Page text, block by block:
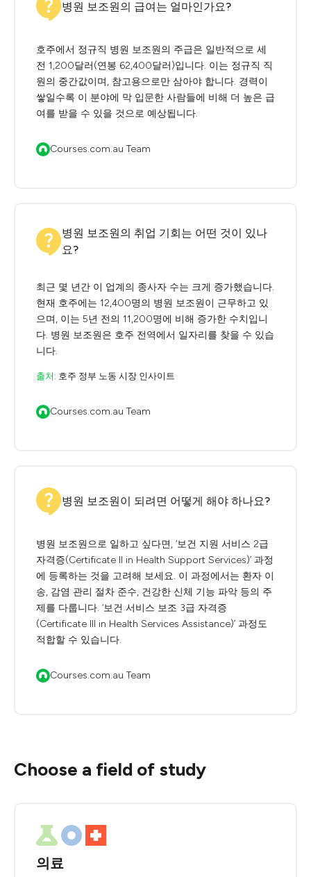
병원 보조원의 급여는 얼마인가요?
호주에서 정규직 병원 보조원의 주급은 일반적으로 세
전 1,200달러(연봉 62,400달러)입니다. 이는 정규직 직
원의 중간값이며, 참고용으로만 삼아야 합니다. 경력이
쌓일수록 이 분야에 막 입문한 사람들에 비해 더 높은 급
여를 받을 수 있을 것으로 예상됩니다.
Courses.com.au Team
병원 보조원의 취업 기회는 어떤 것이 있나
요?
최근 몇 년간 이 업계의 종사자 수는 크게 증가했습니다.
현재 호주에는 12,400명의 병원 보조원이 근무하고 있
으며, 이는 5년 전의 11,200명에 비해 증가한 수치입니
다. 병원 보조원은 호주 전역에서 일자리를 찾을 수 있습
니다.
출처: 호주 정부 노동 시장 인사이트
Courses.com.au Team
병원 보조원이 되려면 어떻게 해야 하나요?
병원 보조원으로 일하고 싶다면, ‘보건 지원 서비스 2급
자격증(Certificate II in Health Support Services)’ 과정
에 등록하는 것을 고려해 보세요. 이 과정에서는 환자 이
송, 감염 관리 절차 준수, 건강한 신체 기능 파악 등의 주
제를 다룹니다. ‘보건 서비스 보조 3급 자격증
(Certificate III in Health Services Assistance)’ 과정도
적합할 수 있습니다.
Courses.com.au Team
Choose a field of study
의료